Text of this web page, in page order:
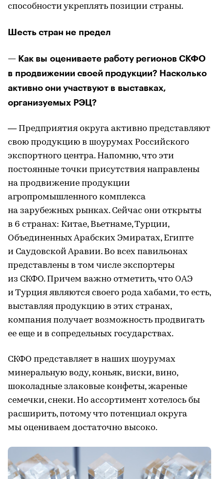
способности укреплять позиции страны.
Шесть стран не предел
— Как вы оцениваете работу регионов СКФО
в продвижении своей продукции? Насколько
активно они участвуют в выставках,
организуемых РЭЦ?
— Предприятия округа активно представляют
свою продукцию в шоурумах Российского
экспортного центра. Напомню, что эти
постоянные точки присутствия направлены
на продвижение продукции
агропромышленного комплекса
на зарубежных рынках. Сейчас они открыты
в 6 странах: Китае, Вьетнаме, Турции,
Объединенных Арабских Эмиратах, Египте
и Саудовской Аравии. Во всех павильонах
представлены в том числе экспортеры
из СКФО. Причем важно отметить, что ОАЭ
и Турция являются своего рода хабами, то есть,
выставляя продукцию в этих странах,
компания получает возможность продвигать
ее еще и в сопредельных государствах.
СКФО представляет в наших шоурумах
минеральную воду, коньяк, виски, вино,
шоколадные злаковые конфеты, жареные
семечки, снеки. Но ассортимент хотелось бы
расширить, потому что потенциал округа
мы оцениваем достаточно высоко.